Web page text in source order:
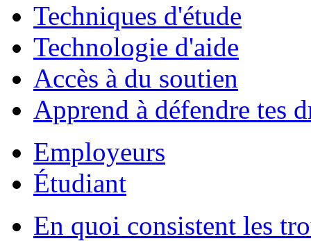
Techniques d'étude
Technologie d'aide
Accès à du soutien
Apprend à défendre tes
Employeurs
Étudiant
En quoi consistent les